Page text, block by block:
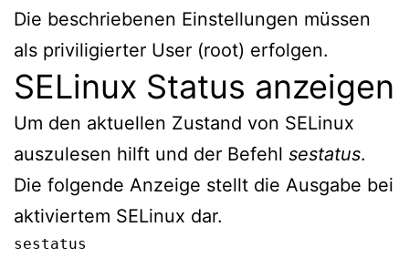
Die beschriebenen Einstellungen müssen
als priviligierter User (root) erfolgen.
SELinux Status anzeigen
Um den aktuellen Zustand von SELinux
auszulesen hilft und der Befehl sestatus.
Die folgende Anzeige stellt die Ausgabe bei
aktiviertem SELinux dar.
sestatus